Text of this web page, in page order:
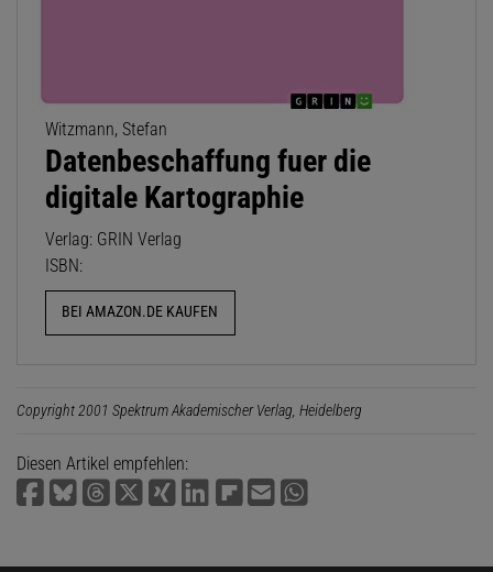
Witzmann, Stefan
Datenbeschaffung fuer die
digitale Kartographie
Verlag: GRIN Verlag
ISBN:
BEI AMAZON.DE KAUFEN
Copyright 2001 Spektrum Akademischer Verlag, Heidelberg
Diesen Artikel empfehlen: